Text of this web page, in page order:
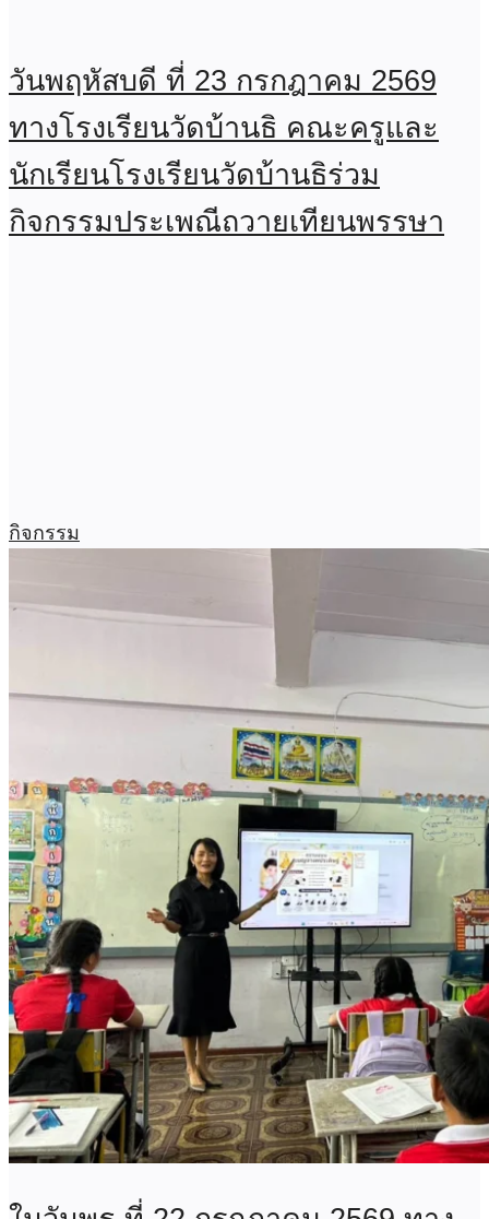
วันพฤหัสบดี ที่ 23 กรกฎาคม 2569
ทางโรงเรียนวัดบ้านธิ คณะครูและ
นักเรียนโรงเรียนวัดบ้านธิร่วม
กิจกรรมประเพณีถวายเทียนพรรษา
กิจกรรม